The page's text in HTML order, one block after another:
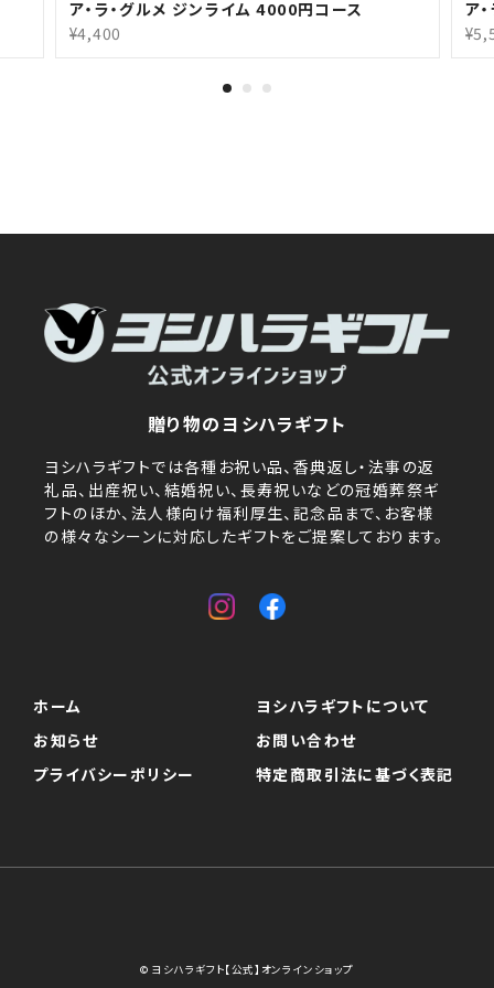
ア・ラ・グルメ ジンライム 4000円コース
¥4,400
ア
贈り物のヨシハラギフト
ヨシハラギフトでは各種お祝い品、香典返し・法事の返
礼品、出産祝い、結婚祝い、長寿祝いなどの冠婚葬祭ギ
フトのほか、法人様向け福利厚生、記念品まで、お客様
の様々なシーンに対応したギフトをご提案しております。
ホーム
ヨシハラギフトについて
お知らせ
お問い合わせ
プライバシーポリシー
特定商取引法に基づく表記
© ヨシハラギフト【公式】オンラインショップ